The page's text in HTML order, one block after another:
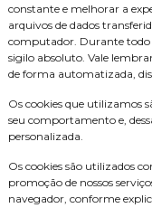
constante e melhorar a
arquivos de dados
computador. Durante todo
sigilo absoluto. Vale
de forma automatizada,
Os cookies que utilizamos
seu comportamento e,
personalizada.
Os cookies são utilizados
promoção de nossos
navegador, conforme